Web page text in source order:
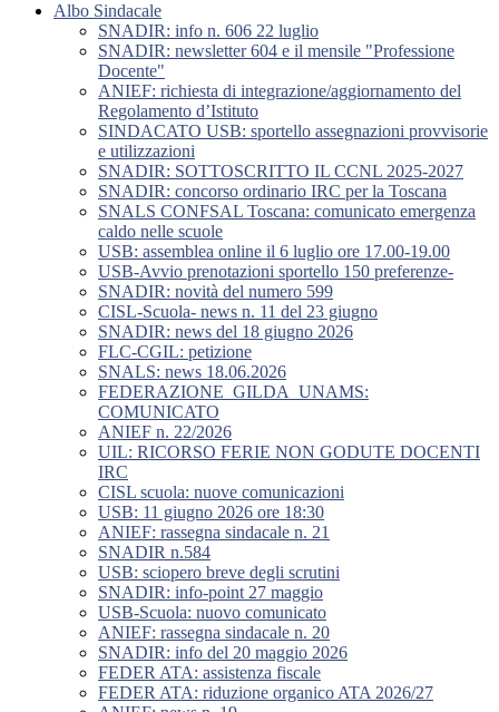
Albo Sindacale
SNADIR: info n. 606 22 luglio
SNADIR: newsletter 604 e il mensile "Professione
Docente"
ANIEF: richiesta di integrazione/aggiornamento del
Regolamento d’Istituto
SINDACATO USB: sportello assegnazioni provvisorie
e utilizzazioni
SNADIR: SOTTOSCRITTO IL CCNL 2025-2027
SNADIR: concorso ordinario IRC per la Toscana
SNALS CONFSAL Toscana: comunicato emergenza
caldo nelle scuole
USB: assemblea online il 6 luglio ore 17.00-19.00
USB-Avvio prenotazioni sportello 150 preferenze-
SNADIR: novità del numero 599
CISL-Scuola- news n. 11 del 23 giugno
SNADIR: news del 18 giugno 2026
FLC-CGIL: petizione
SNALS: news 18.06.2026
FEDERAZIONE_GILDA_UNAMS:
COMUNICATO
ANIEF n. 22/2026
UIL: RICORSO FERIE NON GODUTE DOCENTI
IRC
CISL scuola: nuove comunicazioni
USB: 11 giugno 2026 ore 18:30
ANIEF: rassegna sindacale n. 21
SNADIR n.584
USB: sciopero breve degli scrutini
SNADIR: info-point 27 maggio
USB-Scuola: nuovo comunicato
ANIEF: rassegna sindacale n. 20
SNADIR: info del 20 maggio 2026
FEDER ATA: assistenza fiscale
FEDER ATA: riduzione organico ATA 2026/27